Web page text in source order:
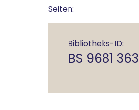
Seiten:
Bibliotheks-ID:
BS 9681